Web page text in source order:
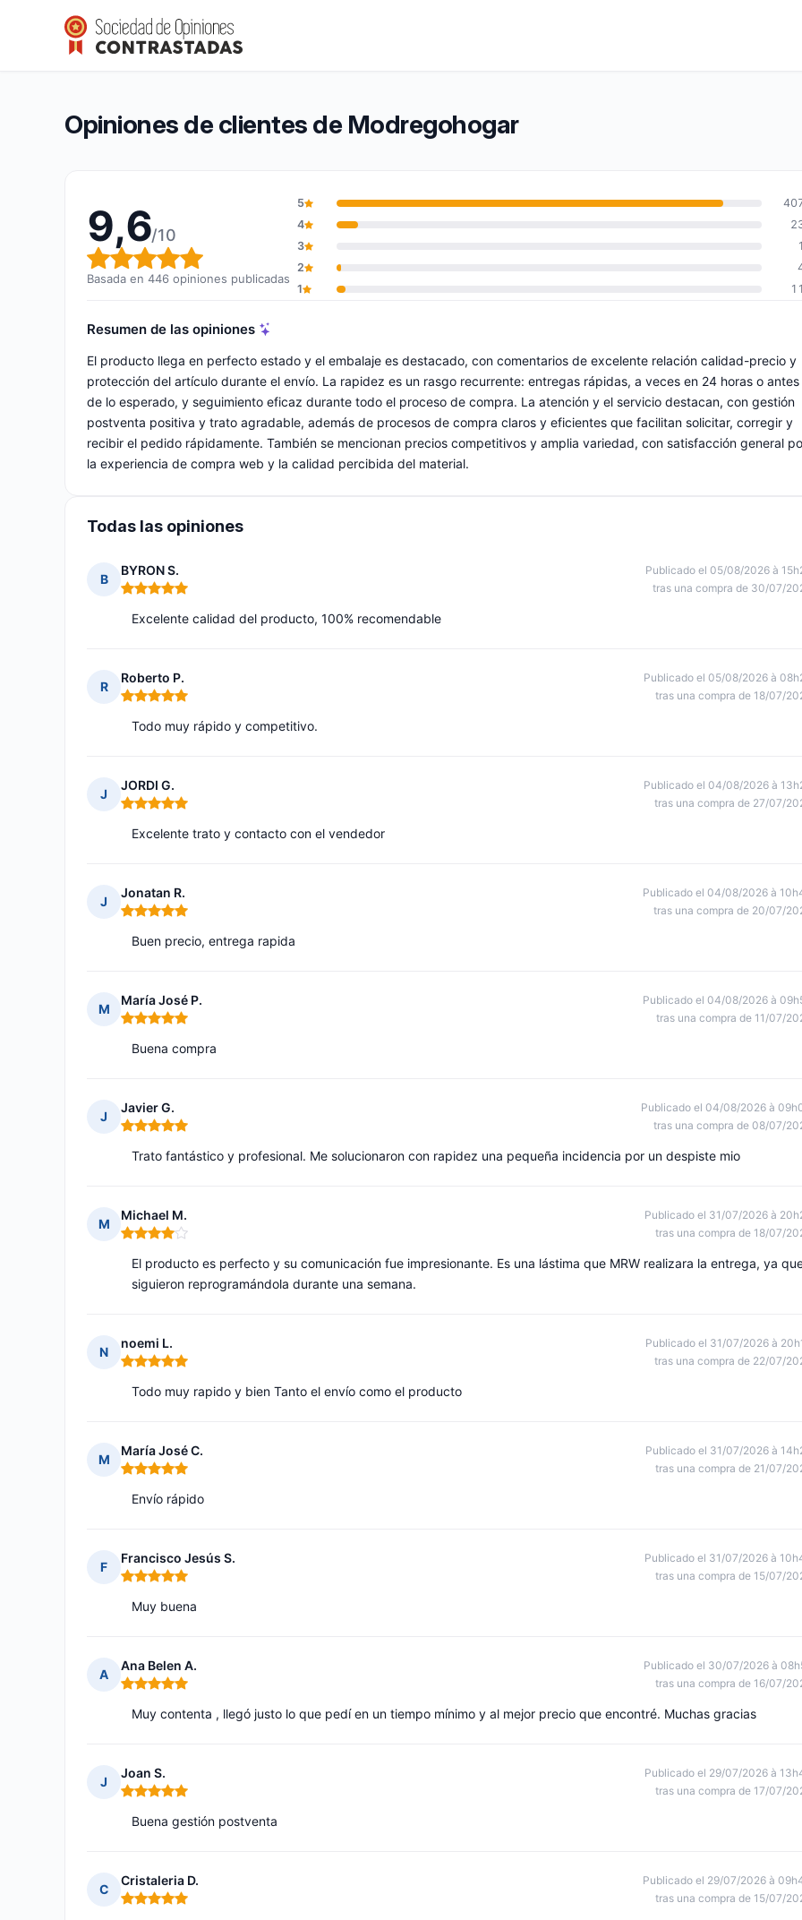
Modregohogar
Calificación global: 9,6 de 10
9,6/10(446 opiniones)
Opiniones de clientes de Modregohogar
9,6/10
Calificación global: 9,6 de 10
Basada en 446 opiniones publicadas
5
4
3
1
2
1
11
Resumen de las opiniones
El producto llega en perfecto estado y el embalaje es destacado, con comentarios de excelente relación calidad-precio y
protección del artículo durante el envío. La rapidez es un rasgo recurrente: entregas rápidas, a veces en 24 horas o antes
de lo esperado, y seguimiento eficaz durante todo el proceso de compra. La atención y el servicio destacan, con gestión
postventa positiva y trato agradable, además de procesos de compra claros y eficientes que facilitan solicitar, corregir y
recibir el pedido rápidamente. También se mencionan precios competitivos y amplia variedad, con satisfacción general
la experiencia de compra web y la calidad percibida del material.
Todas las opiniones
B
BYRON S.
Nota: 5 de 5
Publicado el 05/08/2026 à
tras una compra de 30/07/
Excelente calidad del producto, 100% recomendable
R
Roberto P.
Nota: 5 de 5
Publicado el 05/08/2026 à
tras una compra de 18/07/
Todo muy rápido y competitivo.
J
JORDI G.
Nota: 5 de 5
Publicado el 04/08/2026 à
tras una compra de 27/07/
Excelente trato y contacto con el vendedor
J
Jonatan R.
Nota: 5 de 5
Publicado el 04/08/2026 à
tras una compra de 20/07/
Buen precio, entrega rapida
M
María José P.
Nota: 5 de 5
Publicado el 04/08/2026 à
tras una compra de 11/07/
Buena compra
J
Javier G.
Nota: 5 de 5
Publicado el 04/08/2026 à
tras una compra de 08/07/
Trato fantástico y profesional. Me solucionaron con rapidez una pequeña incidencia por un despiste mio
M
Michael M.
Nota: 4 de 5
Publicado el 31/07/2026 à
tras una compra de 18/07/
El producto es perfecto y su comunicación fue impresionante. Es una lástima que MRW realizara la entrega, ya
siguieron reprogramándola durante una semana.
N
noemi L.
Nota: 5 de 5
Publicado el 31/07/2026 à
tras una compra de 22/07/
Todo muy rapido y bien Tanto el envío como el producto
M
María José C.
Nota: 5 de 5
Publicado el 31/07/2026 à
tras una compra de 21/07/
Envío rápido
F
Francisco Jesús S.
Nota: 5 de 5
Publicado el 31/07/2026 à
tras una compra de 15/07/
Muy buena
A
Ana Belen A.
Nota: 5 de 5
Publicado el 30/07/2026 à
tras una compra de 16/07/
Muy contenta , llegó justo lo que pedí en un tiempo mínimo y al mejor precio que encontré. Muchas gracias
J
Joan S.
Nota: 5 de 5
Publicado el 29/07/2026 à
tras una compra de 17/07/
Buena gestión postventa
C
Cristaleria D.
Nota: 5 de 5
Publicado el 29/07/2026 à
tras una compra de 15/07/